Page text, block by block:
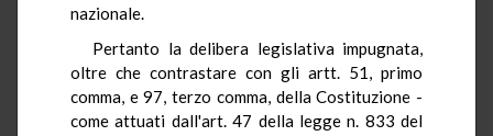
nazionale.
Pertanto la delibera legislativa impugnata,
oltre che contrastare con gli artt. 51, primo
comma, e 97, terzo comma, della Costituzione -
come attuati dall'art. 47 della legge n. 833 del